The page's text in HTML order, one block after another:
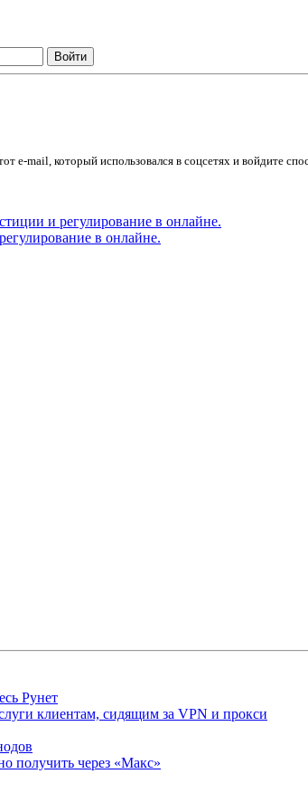
e-mail, который использовался в соцсетях и войдите
в онлайне.
Рунет
клиентам, сидящим за VPN и прокси
получить через «Макс»